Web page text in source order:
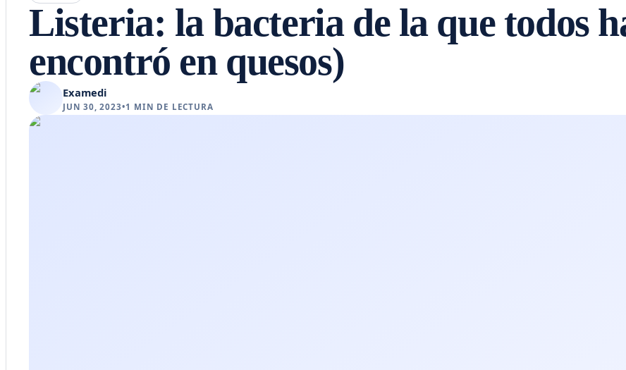
Listeria: la bacteria de la que todos
encontró en quesos)
Examedi
JUN 30, 2023•1 MIN DE LECTURA